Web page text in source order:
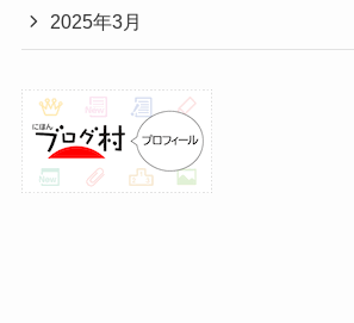
2025年3月